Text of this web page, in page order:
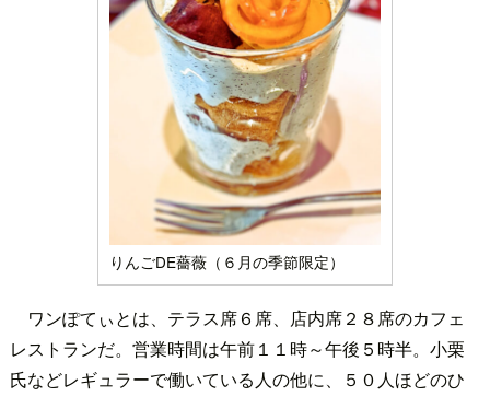
りんごDE薔薇（６月の季節限定）
ワンぽてぃとは、テラス席６席、店内席２８席のカフェ
レストランだ。営業時間は午前１１時～午後５時半。小栗
氏などレギュラーで働いている人の他に、５０人ほどのひ